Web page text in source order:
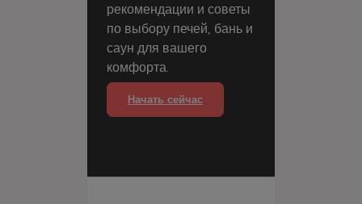
рекомендации и советы
по выбору печей, бань и
саун для вашего
комфорта.
Начать сейчас